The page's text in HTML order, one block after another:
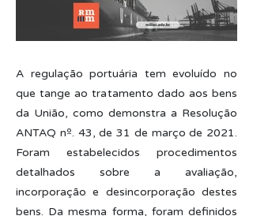
A regulação portuária tem evoluído no
que tange ao tratamento dado aos bens
da União, como demonstra a Resolução
ANTAQ nº. 43, de 31 de março de 2021.
Foram estabelecidos procedimentos
detalhados sobre a avaliação,
incorporação e desincorporação destes
bens. Da mesma forma, foram definidos